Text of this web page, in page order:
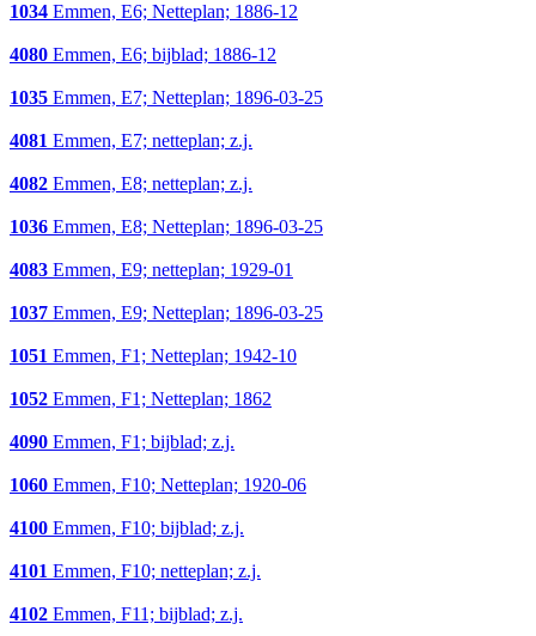
1034 Emmen, E6; Netteplan; 1886-12
4080 Emmen, E6; bijblad; 1886-12
1035 Emmen, E7; Netteplan; 1896-03-25
4081 Emmen, E7; netteplan; z.j.
4082 Emmen, E8; netteplan; z.j.
1036 Emmen, E8; Netteplan; 1896-03-25
4083 Emmen, E9; netteplan; 1929-01
1037 Emmen, E9; Netteplan; 1896-03-25
1051 Emmen, F1; Netteplan; 1942-10
1052 Emmen, F1; Netteplan; 1862
4090 Emmen, F1; bijblad; z.j.
1060 Emmen, F10; Netteplan; 1920-06
4100 Emmen, F10; bijblad; z.j.
4101 Emmen, F10; netteplan; z.j.
4102 Emmen, F11; bijblad; z.j.